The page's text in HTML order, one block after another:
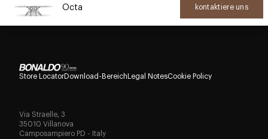
Octa kontaktiere uns
Store LocatorDownload-BereichLegal NotesCookie Policy
Via Straelle, 3
35010 Villanova
Camposampiero PD - Italy